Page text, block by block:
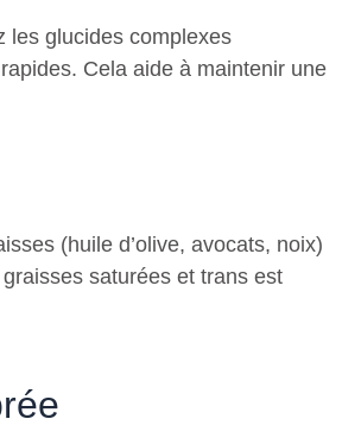
les glucides complexes
Cela aide à maintenir une
(huile d’olive, avocats, noix)
saturées et trans est